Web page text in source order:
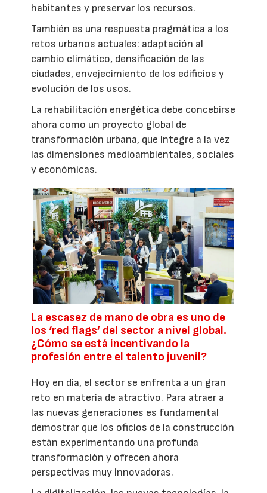
habitantes y preservar los recursos.
También es una respuesta pragmática a los
retos urbanos actuales: adaptación al
cambio climático, densificación de las
ciudades, envejecimiento de los edificios y
evolución de los usos.
La rehabilitación energética debe concebirse
ahora como un proyecto global de
transformación urbana, que integre a la vez
las dimensiones medioambientales, sociales
y económicas.
La escasez de mano de obra es uno de
los ‘red flags’ del sector a nivel global.
¿Cómo se está incentivando la
profesión entre el talento juvenil?
Hoy en día, el sector se enfrenta a un gran
reto en materia de atractivo. Para atraer a
las nuevas generaciones es fundamental
demostrar que los oficios de la construcción
están experimentando una profunda
transformación y ofrecen ahora
perspectivas muy innovadoras.